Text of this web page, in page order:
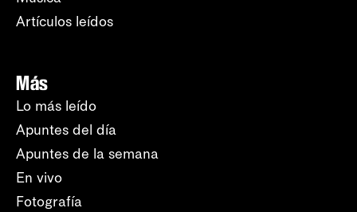
Artículos leídos
Más
Lo más leído
Apuntes del día
Apuntes de la semana
En vivo
Fotografía